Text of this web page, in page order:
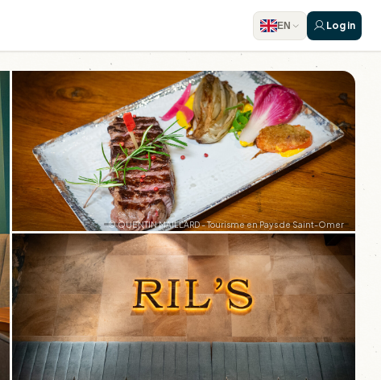
EN Log in
© QUENTIN MAILLARD - Tourisme en Pays de Saint-Omer